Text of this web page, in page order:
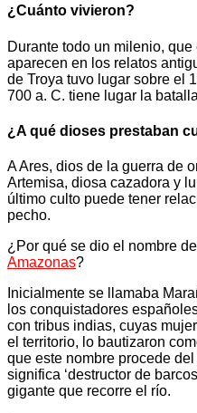
¿Cuánto vivieron?
Durante todo un milenio,
aparecen en los relatos
de Troya tuvo lugar sobre el
700 a. C. tiene lugar la
¿A qué dioses prestaban
A Ares, dios de la guerra de
Artemisa, diosa cazadora y
último culto puede tener
pecho.
¿Por qué se dio el nombre
Amazonas?
Inicialmente se llamaba
los conquistadores
con tribus indias, cuyas
el territorio, lo bautizaron
que este nombre procede
significa ‘destructor de
gigante que recorre el río.